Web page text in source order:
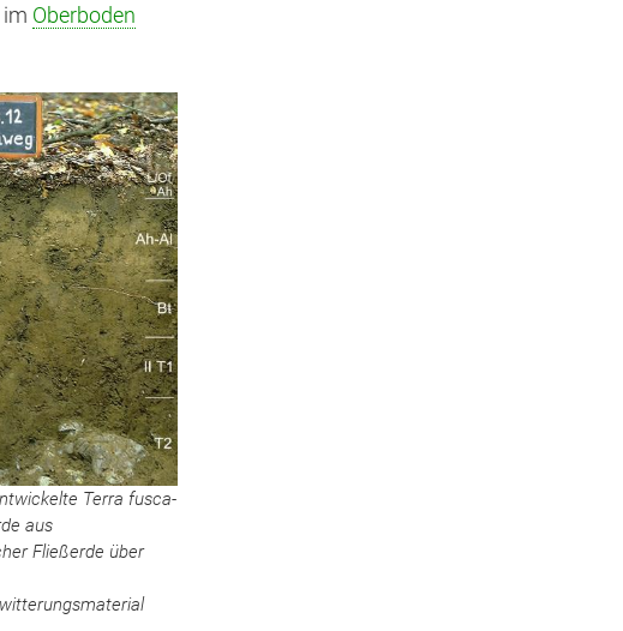
Oberboden
Terra fusca-
aus
Fließerde über